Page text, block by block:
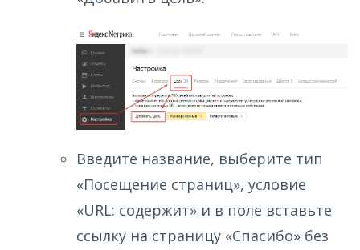
Введите название, выберите тип
«Посещение страниц», условие
«URL: содержит» и в поле вставьте
ссылку на страницу «Спасибо» без